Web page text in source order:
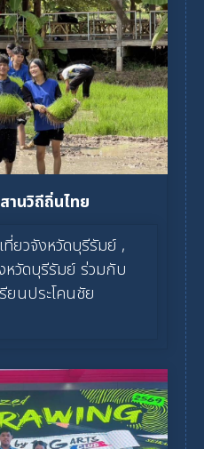
านวิถีถิ่นไทย
ยวจังหวัดบุรีรัมย์ ,
หวัดบุรีรัมย์ ร่วมกับ
ยนประโคนชัย